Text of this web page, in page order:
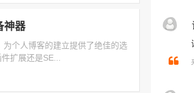
神器
个人博客的建立提供了绝佳的选
扩展还是SE...